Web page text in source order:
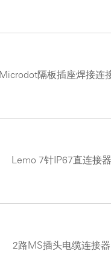
Microdot隔板插座焊接连
Lemo 7针IP67直连接器
2路MS插头电缆连接器